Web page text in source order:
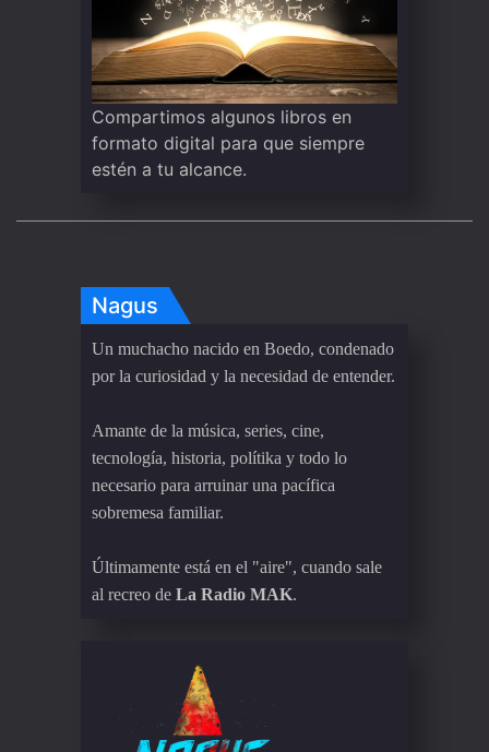
Compartimos algunos libros en
formato digital para que siempre
estén a tu alcance.
Nagus
Un muchacho nacido en Boedo, condenado
por la curiosidad y la necesidad de entender.
Amante de la música, series, cine,
tecnología, historia, polítika y todo lo
necesario para arruinar una pacífica
sobremesa familiar.
Últimamente está en el "aire", cuando sale
al recreo de La Radio MAK.